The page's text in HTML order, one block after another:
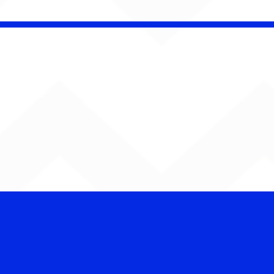
O SOM!